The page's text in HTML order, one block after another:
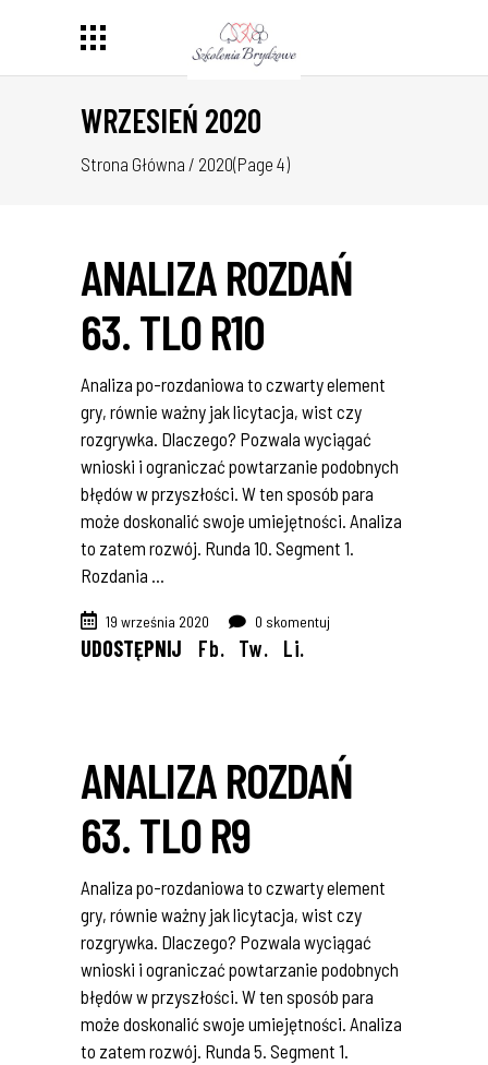
WRZESIEŃ 2020
Strona Główna / 2020(Page 4)
ANALIZA ROZDAŃ
63. TLO R10
Analiza po-rozdaniowa to czwarty element
gry, równie ważny jak licytacja, wist czy
rozgrywka. Dlaczego? Pozwala wyciągać
wnioski i ograniczać powtarzanie podobnych
błędów w przyszłości. W ten sposób para
może doskonalić swoje umiejętności. Analiza
to zatem rozwój. Runda 10. Segment 1.
Rozdania
19 września 2020 0 skomentuj
UDOSTĘPNIJ Fb. Tw. Li.
ANALIZA ROZDAŃ
63. TLO R9
Analiza po-rozdaniowa to czwarty element
gry, równie ważny jak licytacja, wist czy
rozgrywka. Dlaczego? Pozwala wyciągać
wnioski i ograniczać powtarzanie podobnych
błędów w przyszłości. W ten sposób para
może doskonalić swoje umiejętności. Analiza
to zatem rozwój. Runda 5. Segment 1.